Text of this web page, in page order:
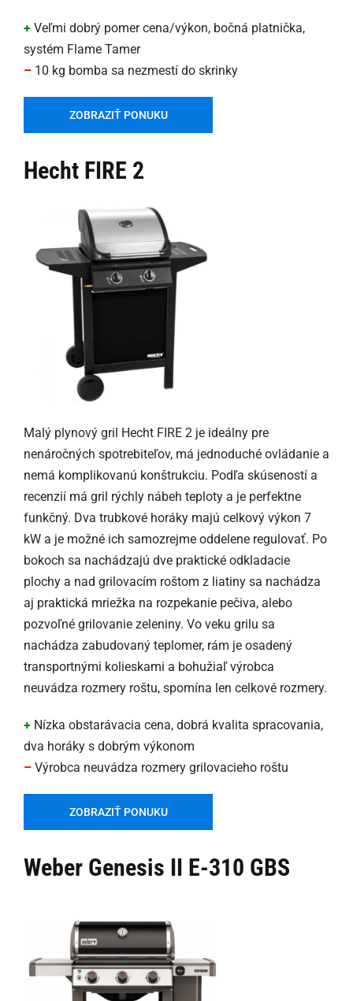
+ Veľmi dobrý pomer cena/výkon, bočná platnička,
systém Flame Tamer
– 10 kg bomba sa nezmestí do skrinky
ZOBRAZIŤ PONUKU
Hecht FIRE 2
Malý plynový gril Hecht FIRE 2 je ideálny pre
nenáročných spotrebiteľov, má jednoduché ovládanie a
nemá komplikovanú konštrukciu. Podľa skúseností a
recenzií má gril rýchly nábeh teploty a je perfektne
funkčný. Dva trubkové horáky majú celkový výkon 7
kW a je možné ich samozrejme oddelene regulovať. Po
bokoch sa nachádzajú dve praktické odkladacie
plochy a nad grilovacím roštom z liatiny sa nachádza
aj praktická mriežka na rozpekanie pečiva, alebo
pozvoľné grilovanie zeleniny. Vo veku grilu sa
nachádza zabudovaný teplomer, rám je osadený
transportnými kolieskami a bohužiaľ výrobca
neuvádza rozmery roštu, spomína len celkové rozmery.
+ Nízka obstarávacia cena, dobrá kvalita spracovania,
dva horáky s dobrým výkonom
– Výrobca neuvádza rozmery grilovacieho roštu
ZOBRAZIŤ PONUKU
Weber Genesis II E-310 GBS